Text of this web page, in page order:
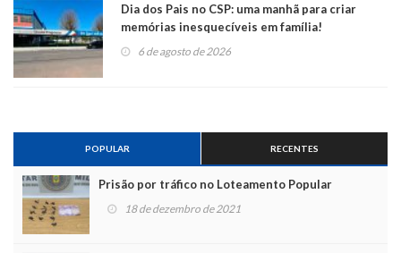
Dia dos Pais no CSP: uma manhã para criar
memórias inesquecíveis em família!
6 de agosto de 2026
POPULAR RECENTES
Prisão por tráfico no Loteamento Popular
18 de dezembro de 2021